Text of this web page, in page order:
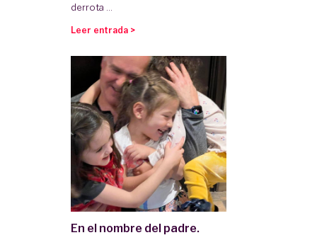
derrota ...
Leer entrada >
En el nombre del padre.